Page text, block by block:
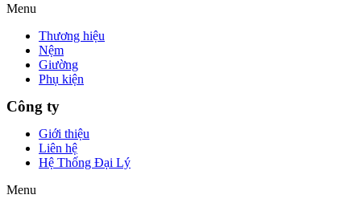
Menu
Thương hiệu
Nệm
Giường
Phụ kiện
Công ty
Giới thiệu
Liên hệ
Hệ Thống Đại Lý
Menu